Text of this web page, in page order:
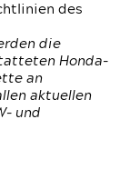
des
die
Honda-
an
aktuellen
und